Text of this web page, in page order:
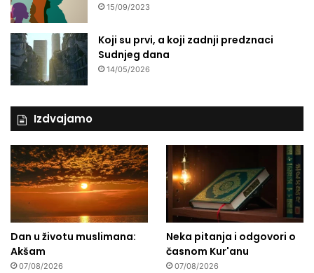
15/09/2023
Koji su prvi, a koji zadnji predznaci
Sudnjeg dana
14/05/2026
Izdvajamo
Dan u životu muslimana:
Akšam
07/08/2026
Neka pitanja i odgovori o
časnom Kur'anu
07/08/2026